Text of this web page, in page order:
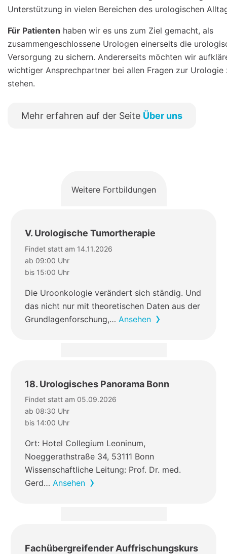
Unterstützung in vielen Bereichen des urologischen
Für Patienten haben wir es uns zum Ziel gemacht, als
zusammengeschlossene Urologen einerseits die
Versorgung zu sichern. Andererseits möchten wir
wichtiger Ansprechpartner bei allen Fragen zur Urologie
stehen.
Mehr erfahren auf der Seite Über uns
Weitere Fortbildungen
V. Urologische Tumortherapie
Findet statt am 14.11.2026
ab 09:00 Uhr
bis 15:00 Uhr
Die Uroonkologie verändert sich ständig. Und
das nicht nur mit theoretischen Daten aus der
Grundlagenforschung,… Ansehen
18. Urologisches Panorama Bonn
Findet statt am 05.09.2026
ab 08:30 Uhr
bis 14:00 Uhr
Ort: Hotel Collegium Leoninum,
Noeggerathstraße 34, 53111 Bonn
Wissenschaftliche Leitung: Prof. Dr. med.
Gerd… Ansehen
Fachübergreifender Auffrischungskurs